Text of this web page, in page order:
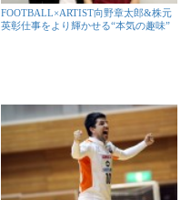
FOOTBALL×ARTIST向野章太郎&株元
英彰仕事をより輝かせる“本気の趣味”